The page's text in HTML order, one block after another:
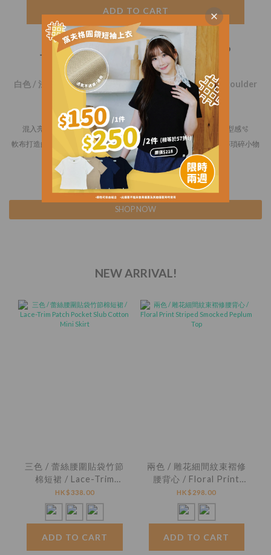
ADD TO CART
上週熱銷商品／Weekly Bestseller ♡
白色 / 法式微閃壓褶小單肩包 / Chic Shimmer Shirred Shoulder
Bag
混入亮片的細緻微閃面料與甜美荷葉邊交織 注入滿滿的仙氣及造型感🫧
軟布打造的輕量小巧袋型 結合磁扣和小內袋可精準收納唇膏或鑰匙等瑣碎小物
🤍
肩揹手提散發優雅氣質🕊️隨手一揹輕鬆點亮日常穿搭✨
SHOP NOW
NEW ARRIVAL!
三色 / 蕾絲腰圍貼袋竹節
棉短裙 / Lace-Trim
Patch Pocket Slub
Cotton Mini Skirt
HK$338.00
ADD TO CART
兩色 / 雕花細間紋束褶修
腰背心 / Floral Print
Striped Smocked
Peplum Top
HK$298.00
ADD TO CART